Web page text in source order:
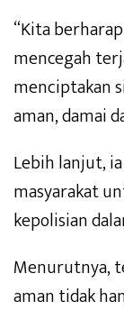
“Kita
mencegah
menciptakan
aman, damai
Lebih lanjut,
masyarakat
kepolisian
Menurutnya,
aman tidak